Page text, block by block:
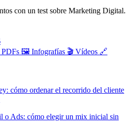
con un test sobre Marketing Digital.
PDFs 🖼️ Infografías 🎬 Vídeos 🔗
cómo ordenar el recorrido del cliente
o Ads: cómo elegir un mix inicial sin